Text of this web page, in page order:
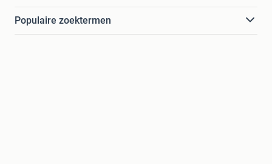
Populaire zoektermen